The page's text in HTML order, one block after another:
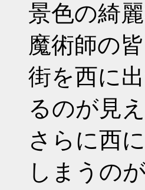
景色の綺
魔術師の
街を西に
るのが見
さらに西
しまうの